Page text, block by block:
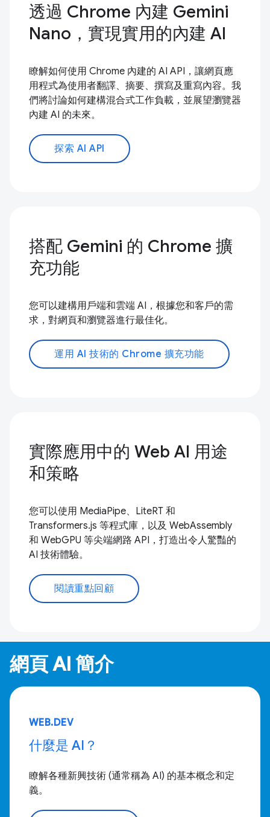
透過 Chrome 內建 Gemini
Nano，實現實用的內建 AI
瞭解如何使用 Chrome 內建的 AI API，讓網頁應
用程式為使用者翻譯、摘要、撰寫及重寫內容。我
們將討論如何建構混合式工作負載，並展望瀏覽器
內建 AI 的未來。
探索 AI API
搭配 Gemini 的 Chrome 擴
充功能
您可以建構用戶端和雲端 AI，根據您和客戶的需
求，對網頁和瀏覽器進行最佳化。
運用 AI 技術的 Chrome 擴充功能
實際應用中的 Web AI 用途
和策略
您可以使用 MediaPipe、LiteRT 和
Transformers.js 等程式庫，以及 WebAssembly
和 WebGPU 等尖端網路 API，打造出令人驚豔的
AI 技術體驗。
閱讀重點回顧
網頁 AI 簡介
WEB.DEV
什麼是 AI？
瞭解各種新興技術 (通常稱為 AI) 的基本概念和定
義。